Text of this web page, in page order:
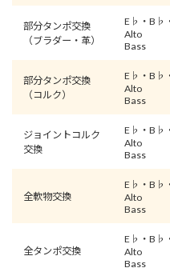
部分タンポ交換
（ブラダー・革）
E♭・B♭
Alto
Bass
部分タンポ交換
（コルク）
E♭・B♭
Alto
Bass
ジョイントコルク
交換
E♭・B♭
Alto
Bass
全軟物交換
E♭・B♭
Alto
Bass
全タンポ交換
E♭・B♭
Alto
Bass